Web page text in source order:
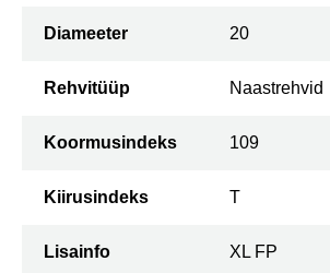
Diameeter 20
Rehvitüüp Naastrehvid
Koormusindeks 109
Kiirusindeks T
Lisainfo XL FP